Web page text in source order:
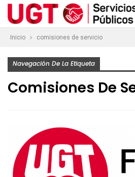
Inicio comisiones de servicio
Navegación De La Etiqueta
Comisiones De